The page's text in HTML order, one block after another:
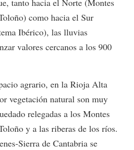
tanto hacia el Norte (Montes
como hacia el Sur
Ibérico), las lluvias
valores cercanos a los 900
agrario, en la Rioja Alta
vegetación natural son muy
relegadas a los Montes
y a las riberas de los ríos.
Sierra de Cantabria se